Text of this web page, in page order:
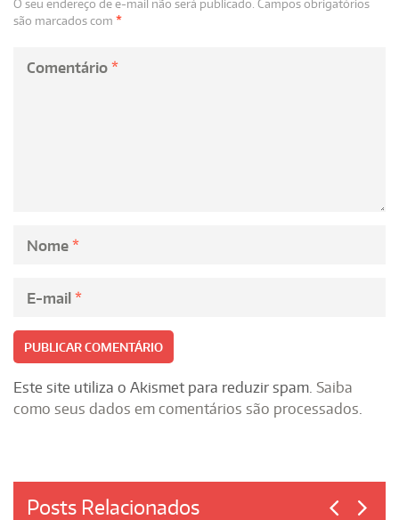
O seu endereço de e-mail não será publicado. Campos obrigatórios
são marcados com *
Comentário *
Nome *
E-mail *
Este site utiliza o Akismet para reduzir spam. Saiba
como seus dados em comentários são processados
Posts Relacionados